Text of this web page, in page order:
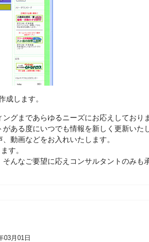
成します。
グまであらゆるニーズにお応えしており
ある度にいつでも情報を新しく更新いた
動画などをお入れいたします。
す。
んなご要望に応えコンサルタントのみも
03月01日